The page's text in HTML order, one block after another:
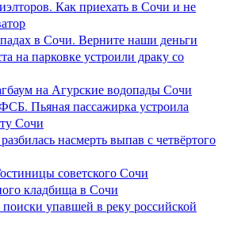
Как приехать в Сочи и не
в Сочи. Верните наши деньги
на парковке устроили драку со
на Агурские водопады Сочи
Пьяная пассажирка устроила
Сочи
насмерть выпав с четвёртого
советского Сочи
кладбища в Сочи
упавшей в реку российской